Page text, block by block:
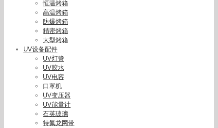
恒温烤箱
高温烤箱
防爆烤箱
精密烤箱
大型烤箱
UV设备配件
UV灯管
UV胶水
UV电容
口罩机
UV变压器
UV能量计
石英玻璃
特氟龙网带